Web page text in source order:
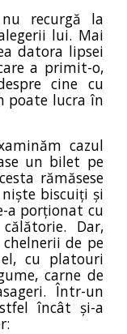
recurgă la
lui. Mai
datora lipsei
a primit-o,
cine cu
poate lucra în
cazul
un bilet pe
rămăsese
biscuiți și
a porționat cu
Dar,
de pe
cu platouri
carne de
Într-un
încât și-a